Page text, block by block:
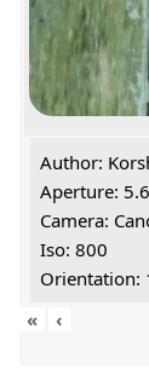
Author:
Aperture: 5.6
Camera:
Iso: 800
Orientation:
«
‹